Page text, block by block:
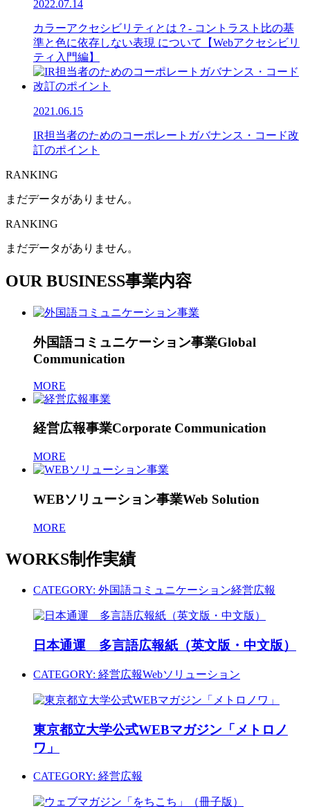
2022.07.14
カラーアクセシビリティとは？- コントラスト比の基
準と色に依存しない表現 について【Webアクセシビリ
ティ入門編】
2021.06.15
IR担当者のためのコーポレートガバナンス・コード改
訂のポイント
RANKING
まだデータがありません。
RANKING
まだデータがありません。
OUR BUSINESS事業内容
外国語コミュニケーション事業Global
Communication
MORE
経営広報事業Corporate Communication
MORE
WEBソリューション事業Web Solution
MORE
WORKS制作実績
CATEGORY: 外国語コミュニケーション経営広報
日本通運 多言語広報紙（英文版・中文版）
CATEGORY: 経営広報Webソリューション
東京都立大学公式WEBマガジン「メトロノ
ワ」
CATEGORY: 経営広報